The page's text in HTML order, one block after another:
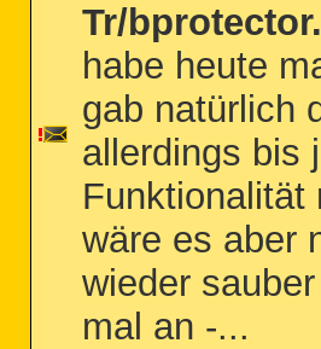
Tr/
habe heute
gab natürlich
allerdings bis
Funktionalität
wäre es aber
wieder
mal an -...